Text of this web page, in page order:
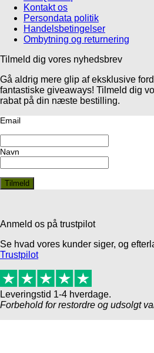
Kontakt os
Persondata politik
Handelsbetingelser
Ombytning og returnering
Tilmeld dig vores nyhedsbrev
Gå aldrig mere glip af eksklusive
fantastiske giveaways! Tilmeld dig
rabat på din næste bestilling.
Email
Navn
Anmeld os på trustpilot
Se hvad vores kunder siger, og
Trustpilot
Leveringstid 1-4 hverdage.
Forbehold for restordre og udsolgt